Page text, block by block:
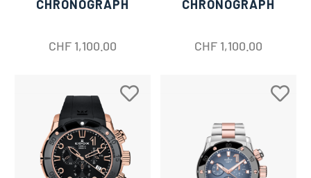
CHRONOGRAPH
CHF 1,100.00
CHRONOGRAPH
CHF 1,100.00